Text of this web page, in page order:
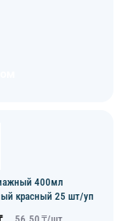
400мл
красный 25 шт/уп